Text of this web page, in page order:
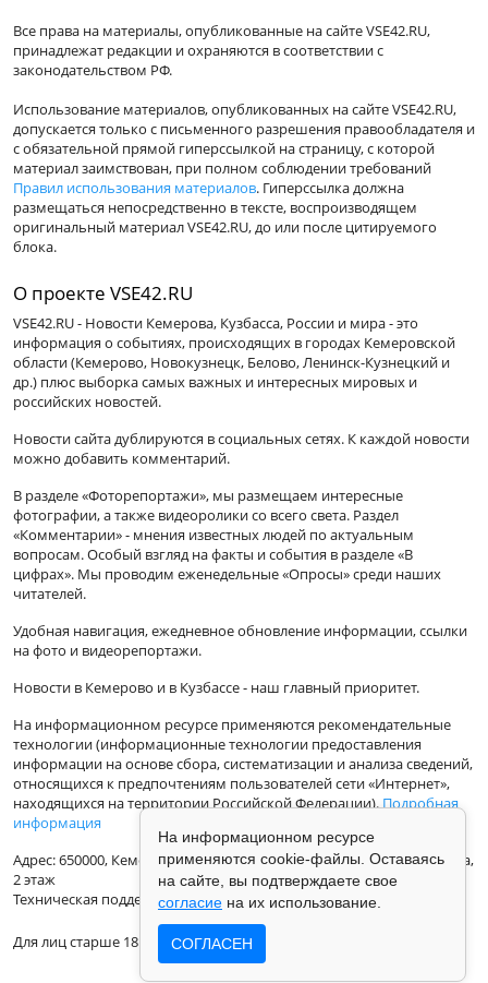
Все права на материалы, опубликованные на сайте VSE42.RU,
принадлежат редакции и охраняются в соответствии с
законодательством РФ.
Использование материалов, опубликованных на сайте VSE42.RU,
допускается только с письменного разрешения правообладателя и
с обязательной прямой гиперссылкой на страницу, с которой
материал заимствован, при полном соблюдении требований
Правил использования материалов. Гиперссылка должна
размещаться непосредственно в тексте, воспроизводящем
оригинальный материал VSE42.RU, до или после цитируемого
блока.
О проекте VSE42.RU
VSE42.RU - Новости Кемерова, Кузбасса, России и мира - это
информация о событиях, происходящих в городах Кемеровской
области (Кемерово, Новокузнецк, Белово, Ленинск-Кузнецкий и
др.) плюс выборка самых важных и интересных мировых и
российских новостей.
Новости сайта дублируются в социальных сетях. К каждой новости
можно добавить комментарий.
В разделе «Фоторепортажи», мы размещаем интересные
фотографии, а также видеоролики со всего света. Раздел
«Комментарии» - мнения известных людей по актуальным
вопросам. Особый взгляд на факты и события в разделе «В
цифрах». Мы проводим еженедельные «Опросы» среди наших
читателей.
Удобная навигация, ежедневное обновление информации, ссылки
на фото и видеорепортажи.
Новости в Кемерово и в Кузбассе - наш главный приоритет.
На информационном ресурсе применяются рекомендательные
технологии (информационные технологии предоставления
информации на основе сбора, систематизации и анализа сведений,
относящихся к предпочтениям пользователей сети «Интернет»,
находящихся на территории Российской Федерации). Подробная
информация
Адрес: 650000, Кемеровская Область, г.Кемерово, ул.Кузбасская 33а,
2 этаж
Техническая поддержка: support@vse42.ru
Для лиц старше 18 лет.
На информационном ресурсе
применяются cookie-файлы. Оставаясь
на сайте, вы подтверждаете свое
согласие на их использование.
СОГЛАСЕН